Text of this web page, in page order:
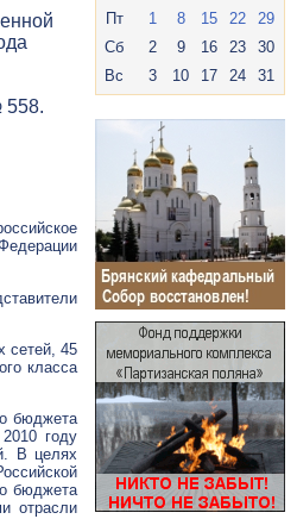
558.
сетей, 45
класса
бюджета
году
В целях
бюджета
отрасли
Пт
1 8 15 22
29
Сб
2 9 16 23
30
Вс
3 10 17 24 31